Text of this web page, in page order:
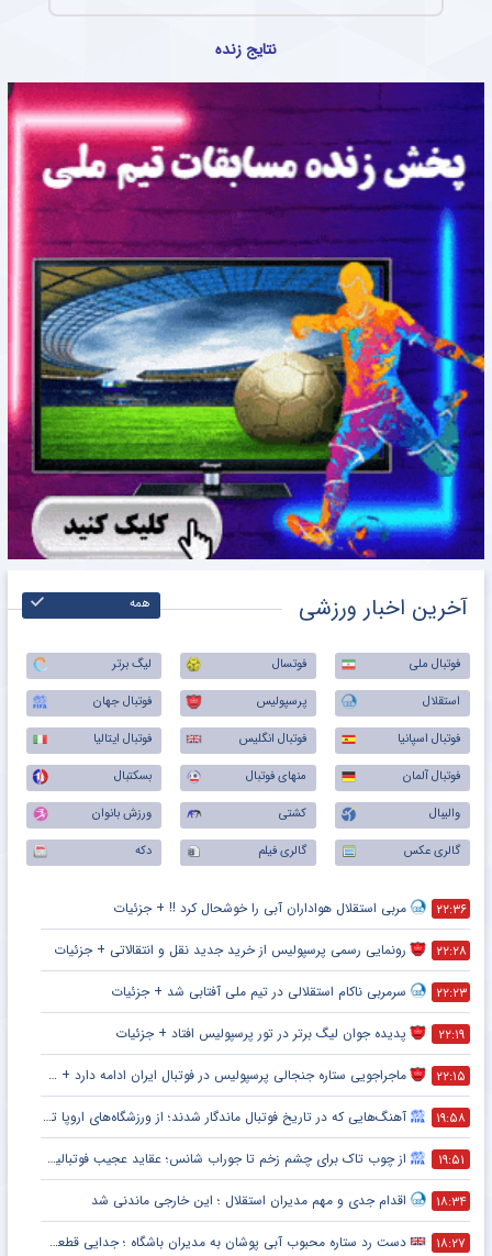
نتایج زنده
آخرین اخبار ورزشی همه
فوتبال ملی فوتسال
لیگ برتر
استقلال
پرسپولیس
فوتبال جهان
فوتبال اسپانیا
فوتبال انگلیس
فوتبال ایتالیا
فوتبال آلمان
منهای فوتبال
بسکتبال
والیبال
کشتی
ورزش بانوان
گالری عکس
گالری فیلم دکه
۲۲:۳۶ مربی استقلال هواداران آبی را خوشحال کرد !! + جزئیات
۲۲:۲۸ رونمایی رسمی پرسپولیس از خرید جدید نقل و انتقالاتی + جزئیات
۲۲:۲۳ سرمربی ناکام استقلالی در تیم ملی آفتابی شد + جزئیات
۲۲:۱۹ پدیده جوان لیگ برتر در تور پرسپولیس افتاد + جزئیات
۲۲:۱۵ ماجراجویی ستاره جنجالی پرسپولیس در فوتبال ایران ادامه دارد + جزئیات
۱۹:۵۸ آهنگ‌هایی که در تاریخ فوتبال ماندگار شدند؛ از ورزشگاه‌های اروپا تا جام جهانی
۱۹:۵۱ از چوب تاک برای چشم زخم تا جوراب شانس؛ عقاید عجیب فوتبالیست‌ها!
۱۸:۳۴ اقدام جدی و مهم مدیران استقلال ؛ این خارجی ماندنی شد
۱۸:۲۷ دست رد ستاره محبوب آبی پوشان به مدیران باشگاه ؛ جدایی قطعی است !